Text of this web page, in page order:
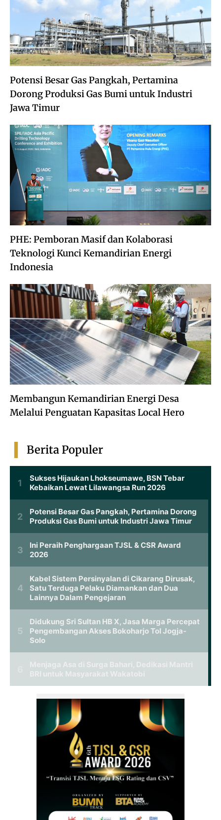
Potensi Besar Gas Pangkah, Pertamina
Dorong Produksi Gas Bumi untuk Industri
Jawa Timur
PHE: Pemboran Masif dan Kolaborasi
Teknologi Kunci Kemandirian Energi
Indonesia
Membangun Kemandirian Energi Desa
Melalui Penguatan Kapasitas Local Hero
Berita Populer